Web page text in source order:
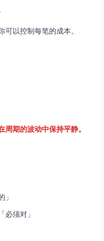
以控制每笔的成本。
期的波动中保持平静。
须对」